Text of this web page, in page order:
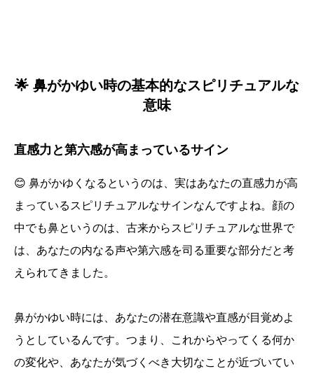
🌟 鼻がかゆい時の基本的なスピリチュアルな
意味
直感力と第六感が高まっているサイン
😊 鼻がかゆくなるというのは、実はあなたの直感力が高
まっているスピリチュアルなサインなんですよね。顔の
中でも鼻というのは、古来からスピリチュアルな世界で
は、あなたの内なる声や第六感を司る重要な部分だと考
えられてきました。
鼻がかゆい時には、あなたの潜在意識や直感が目覚めよ
うとしているんです。つまり、これからやってくる何か
の変化や、あなたが気づくべき大切なことが近づいてい